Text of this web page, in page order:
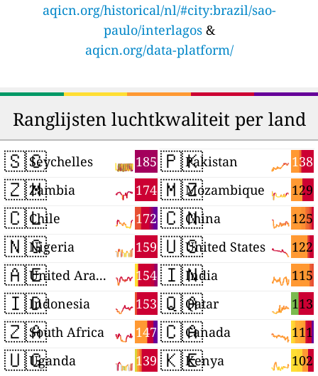
aqicn.org/historical/nl/#city:brazil/sao-
paulo/interlagos&
aqicn.org/data-platform/
Ranglijsten luchtkwaliteit per land
🇸🇨 185
Seychelles
🇿🇲 174
Zambia
🇨🇱 172
Chile
🇳🇬 159
Nigeria
🇦🇪 154
United Arab Emirates
🇮🇩 153
Indonesia
🇿🇦 147
South Africa
🇺🇬 139
Uganda
🇵🇰 138
Pakistan
🇲🇿 129
Mozambique
🇨🇳 125
China
🇺🇸 122
United States
🇮🇳 115
India
🇶🇦 113
Qatar
🇨🇦 111
Canada
🇰🇪 102
Kenya